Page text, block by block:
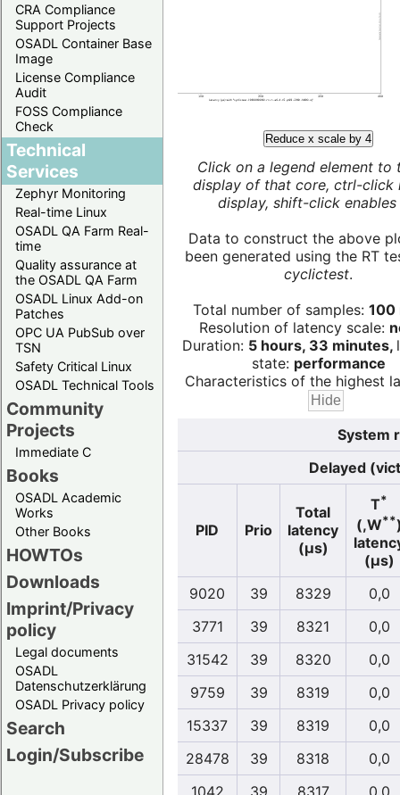
CRA Compliance
Support Projects
OSADL Container Base
Image
License Compliance
Audit
FOSS Compliance
Check
Technical
Services
Zephyr Monitoring
Real-time Linux
OSADL QA Farm Real-
time
Quality assurance at
the OSADL QA Farm
OSADL Linux Add-on
Patches
OPC UA PubSub over
TSN
Safety Critical Linux
OSADL Technical Tools
Community
Projects
Immediate C
Books
OSADL Academic
Works
Other Books
HOWTOs
Downloads
Imprint/Privacy
policy
Legal documents
OSADL
Datenschutzerklärung
OSADL Privacy policy
Search
Login/Subscribe
Reduce x scale by 4
Click on a legend element to
display of that core, ctrl-click
display, shift-click enables
Data to construct the above
been generated using the RT
cyclictest.
Total number of samples: 100
Resolution of latency scale:
Duration: 5 hours, 33 minutes,
state: performance
Characteristics of the highest
System
Delayed
PID Prio
Total
latency
(µs)
T*
(,W**
(µs)
9020
39 8329
0,0
3771
39 8321
0,0
31542
39 8320
0,0
9759
39 8319
0,0
15337
39 8319
0,0
28478
39 8318
0,0